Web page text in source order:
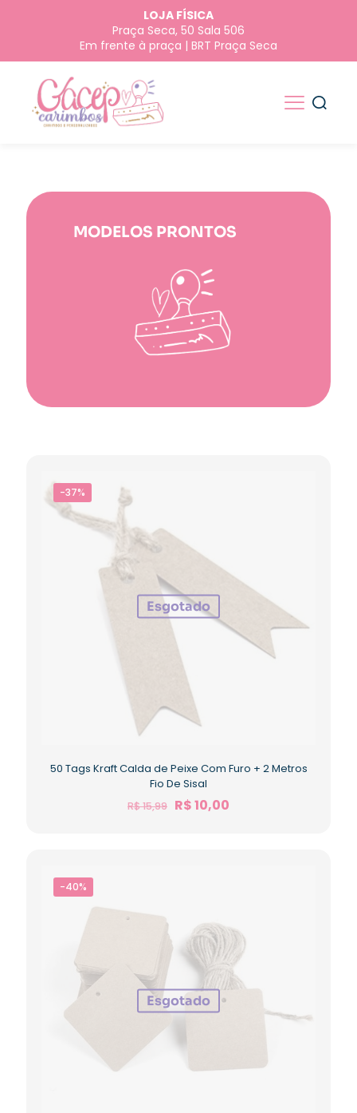
LOJA FÍSICA
Praça Seca, 50 Sala 506
Em frente à praça | BRT Praça Seca
MODELOS PRONTOS
-37%
Esgotado
50 Tags Kraft Calda de Peixe Com Furo + 2 Metros
Fio De Sisal
R$15,99 R$10,00
-40%
Esgotado